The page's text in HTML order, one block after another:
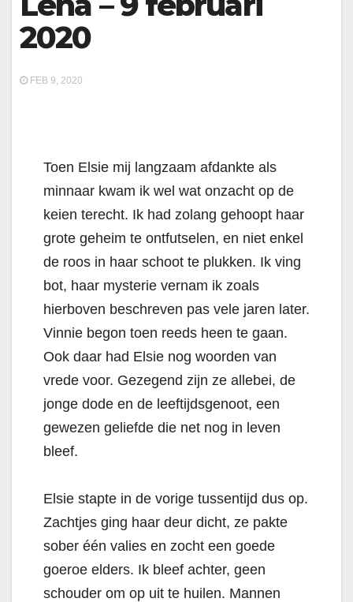
2020
FEB 9, 2020
Toen Elsie mij langzaam afdankte als
minnaar kwam ik wel wat onzacht op de
keien terecht. Ik had zolang gehoopt haar
grote geheim te ontfutselen, en niet enkel
de roos in haar schoot te plukken. Ik ving
bot, haar mysterie vernam ik zoals
hierboven beschreven pas vele jaren later.
Vinnie begon toen reeds heen te gaan.
Ook daar had Elsie nog woorden van
vrede voor. Gezegend zijn ze allebei, de
jonge dode en de leeftijdsgenoot, een
gewezen geliefde die net nog in leven
bleef.
Elsie stapte in de vorige tussentijd dus op.
Zachtjes ging haar deur dicht, ze pakte
sober één valies en zocht een goede
goeroe elders. Ik bleef achter, geen
schouder om op uit te huilen. Mannen